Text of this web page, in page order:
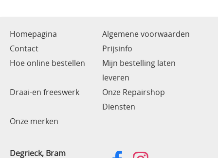
Homepagina
Algemene voorwaarden
Contact
Prijsinfo
Hoe online bestellen
Mijn bestelling laten
leveren
Draai-en freeswerk
Onze Repairshop
Diensten
Onze merken
Degrieck, Bram